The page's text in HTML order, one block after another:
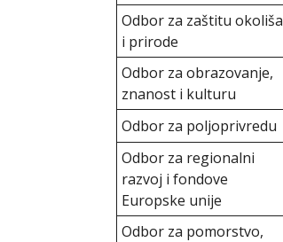
Odbor za zaštitu okoliša
i prirode
Odbor za obrazovanje,
znanost i kulturu
Odbor za poljoprivredu
Odbor za regionalni
razvoj i fondove
Europske unije
Odbor za pomorstvo,